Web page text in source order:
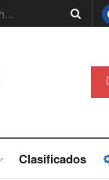
Clasificados